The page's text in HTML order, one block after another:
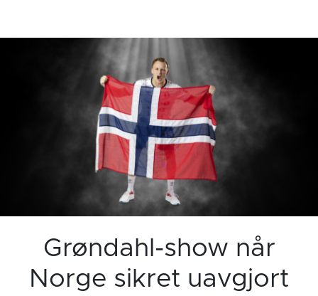
Grøndahl-show når
Norge sikret uavgjort